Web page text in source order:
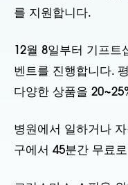
를 지원합니다.
12월 8일부터 기프트
벤트를 진행합니다.
다양한 상품을
병원에서 일하거나
구에서 45분간 무료